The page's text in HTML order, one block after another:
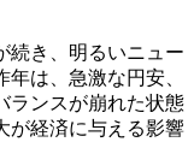
続き、明るいニュー
は、急激な円安、
ランスが崩れた状態
が経済に与える影響